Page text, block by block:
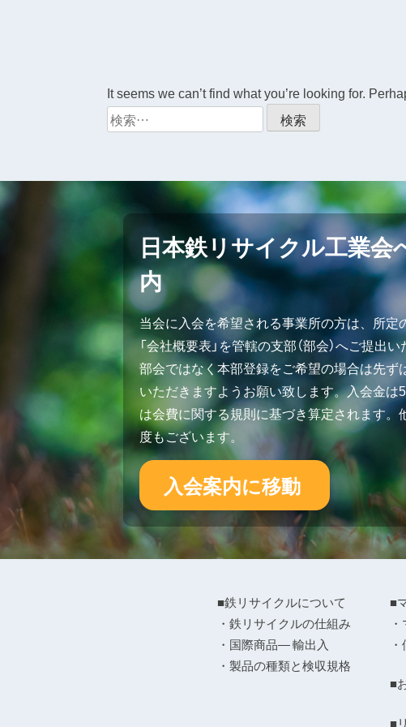
It seems we can’t find what you’re looking for.
検
索:
日本鉄リサイクル工業会
内
当会に入会を希望される事業所の方は、所定
「会社概要表」を管轄の支部（部会）へご提出
部会ではなく本部登録をご希望の場合は先ず
いただきますようお願い致します。入会金は
は会費に関する規則に基づき算定されます。
度もございます。
入会案内に移動
■鉄リサイクルについて
・鉄リサイクルの仕組み
・国際商品― 輸出入
・製品の種類と検収規格
■
■
■